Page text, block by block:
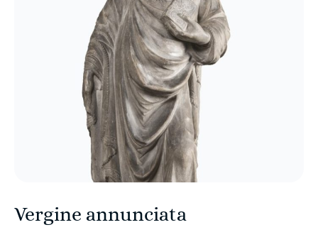
Vergine annunciata